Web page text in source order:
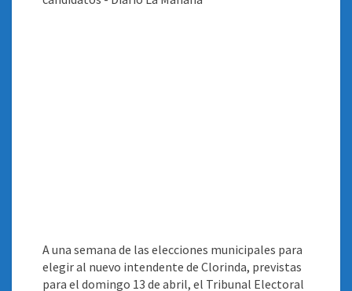
A una semana de las elecciones municipales para
elegir al nuevo intendente de Clorinda, previstas
para el domingo 13 de abril, el Tribunal Electoral